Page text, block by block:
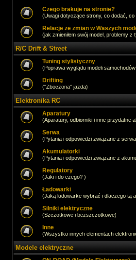
Czego brakuje na stronie?
(Uwagi dotyczące strony, co dodać, co
Relacje ze zmian w Waszych
(jak zmieniłem swój model, problemy
R/C Drift & Street
Tuning stylistyczny
(Poprawa wyglądu modeli
Drifting
("Zboczona" jazda)
Elektronika RC
Aparatury
(Aparatury, odbiorniki i inne przydatne
Serwa
(Pytania i odpowiedzi związane z
Akumulatorki
(Pytania i odpowiedzi związane z
Regulatory
(Jaki i do czego? )
Ładowarki
(Jaką ładowarke wybrać i dlaczego tą
Silniki elektryczne
(Szczotkowe i bezszczotkowe)
Inne
(Wszystko innych elementach
Modele elektryczne